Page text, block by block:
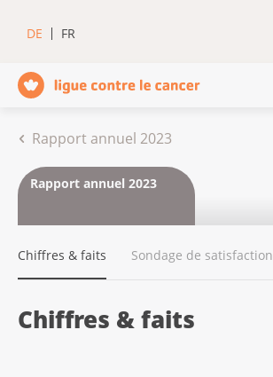
DE FR
Rapport annuel 2023
Rapport annuel 2023
Chiffres & faits Sondage de satisfaction
Chiffres & faits